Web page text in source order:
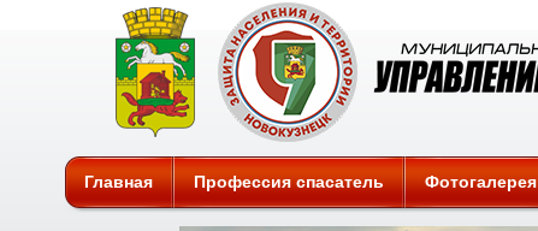
Защита
Главная Профессия спасатель Фотогалерея